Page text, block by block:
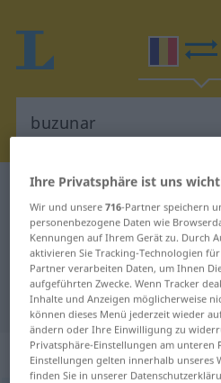
Rumänisch-Deutsch
Rumänisch-
für "buzunar"
"buzunar"
„buzunar“:
Ihre Privatsphäre ist uns
Wir und unsere716-Partner speichern
personenbezogene Daten wie
Kennungen auf Ihrem Gerät zu. Durch
aktivieren Sie Tracking-Technologien
Partner verarbeiten Daten, um Ihnen
aufgeführten Zwecke. Wenn Tracker
Inhalte und Anzeigen möglicherweise
können dieses Menü jederzeit wieder
ändern oder Ihre Einwilligung zu
Privatsphäre-Einstellungen am unteren
Einstellungen gelten innerhalb unseres
finden Sie in unserer